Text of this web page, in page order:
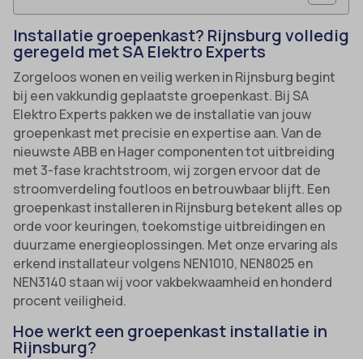
Installatie groepenkast? Rijnsburg volledig
geregeld met SA Elektro Experts
Zorgeloos wonen en veilig werken in Rijnsburg begint
bij een vakkundig geplaatste groepenkast. Bij SA
Elektro Experts pakken we de installatie van jouw
groepenkast met precisie en expertise aan. Van de
nieuwste ABB en Hager componenten tot uitbreiding
met 3-fase krachtstroom, wij zorgen ervoor dat de
stroomverdeling foutloos en betrouwbaar blijft. Een
groepenkast installeren in Rijnsburg betekent alles op
orde voor keuringen, toekomstige uitbreidingen en
duurzame energieoplossingen. Met onze ervaring als
erkend installateur volgens NEN1010, NEN8025 en
NEN3140 staan wij voor vakbekwaamheid en honderd
procent veiligheid.
Hoe werkt een groepenkast installatie in
Rijnsburg?